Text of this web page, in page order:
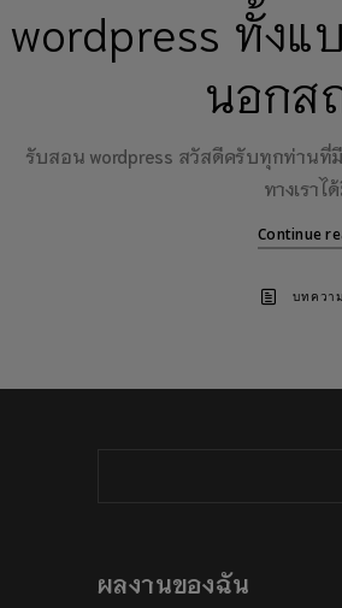
ทั้งแ
นอกส
รับสอน wordpress สวัสดีครับทุกท่านที่มี
ทางเราไ
Continue
บทควา
ผลงานของฉัน